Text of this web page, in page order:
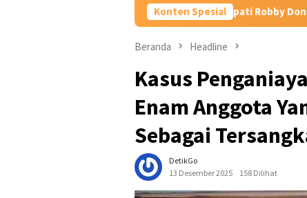
Konten Spesial
Birokrasi Minahasa, Bupati Robby Dondokambey Lantik 114
Beranda Headline
Kasus
Enam Anggota
Sebagai
DetikGo
13 Desember 2025
158 Dilihat